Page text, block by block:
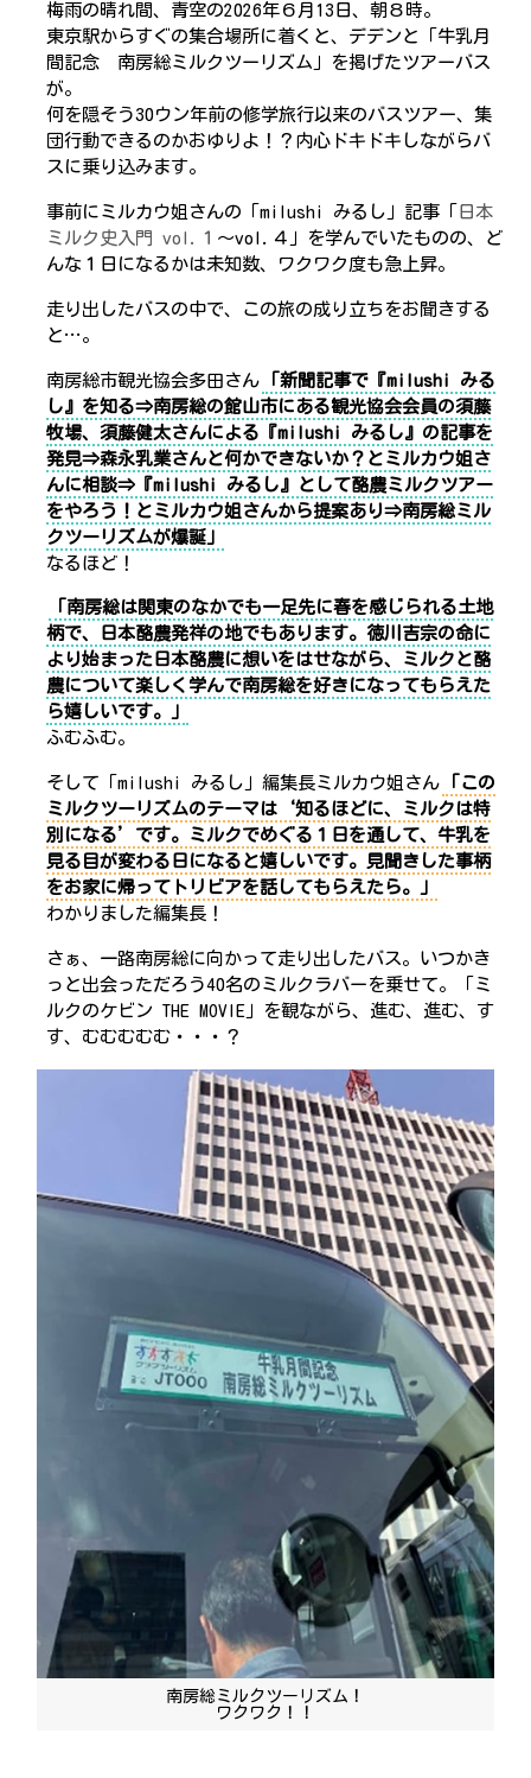
梅雨の晴れ間、青空の2026年６月13日、朝８時。
東京駅からすぐの集合場所に着くと、デデンと「牛乳月
間記念 南房総ミルクツーリズム」を掲げたツアーバス
が。
何を隠そう30ウン年前の修学旅行以来のバスツアー、集
団行動できるのかおゆりよ！？内心ドキドキしながらバ
スに乗り込みます。
事前にミルカウ姐さんの「milushi みるし」記事「
日本
ミルク史入門 vol.１ ～vol.４」を学んでいたものの、ど
んな１日になるかは未知数、ワクワク度も急上昇。
走り出したバスの中で、この旅の成り立ちをお聞きする
と…。
南房総市観光協会多田さん
「新聞記事で『milushi みる
し』を知る⇒南房総の館山市にある観光協会会員の須藤
牧場、須藤健太さんによる『milushi みるし』の記事を
発見⇒森永乳業さんと何かできないか？とミルカウ姐さ
んに相談⇒『milushi みるし』として酪農ミルクツアー
をやろう！とミルカウ姐さんから提案あり⇒南房総ミル
クツーリズムが爆誕」
なるほど！
「南房総は関東のなかでも一足先に春を感じられる土地
柄で、日本酪農発祥の地でもあります。徳川吉宗の命に
より始まった日本酪農に想いをはせながら、ミルクと酪
農について楽しく学んで南房総を好きになってもらえた
ら嬉しいです。」
ふむふむ。
そして「milushi みるし」編集長ミルカウ姐さん
「この
ミルクツーリズムのテーマは‘知るほどに、ミルクは特
別になる’です。ミルクでめぐる１日を通して、牛乳を
見る目が変わる日になると嬉しいです。見聞きした事柄
をお家に帰ってトリビアを話してもらえたら。」
わかりました編集長！
さぁ、一路南房総に向かって走り出したバス。いつかき
っと出会っただろう40名のミルクラバーを乗せて。「ミ
ルクのケビン THE MOVIE」を観ながら、進む、進む、す
す、むむむむむ・・・？
南房総ミルクツーリズム！
ワクワク！！